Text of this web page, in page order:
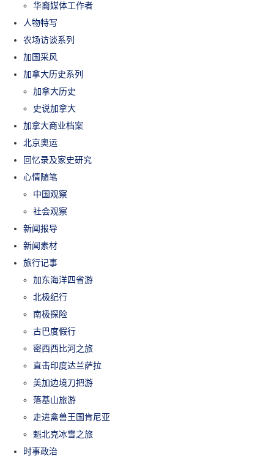
华裔媒体工作者
人物特写
农场访谈系列
加国采风
加拿大历史系列
加拿大历史
史说加拿大
加拿大商业档案
北京奥运
回忆录及家史研究
心情随笔
中国观察
社会观察
新闻报导
新闻素材
旅行记事
加东海洋四省游
北极纪行
南极探险
古巴度假行
密西西比河之旅
直击印度达兰萨拉
美加边境刀把游
落基山旅游
走进禽兽王国肯尼亚
魁北克冰雪之旅
时事政治